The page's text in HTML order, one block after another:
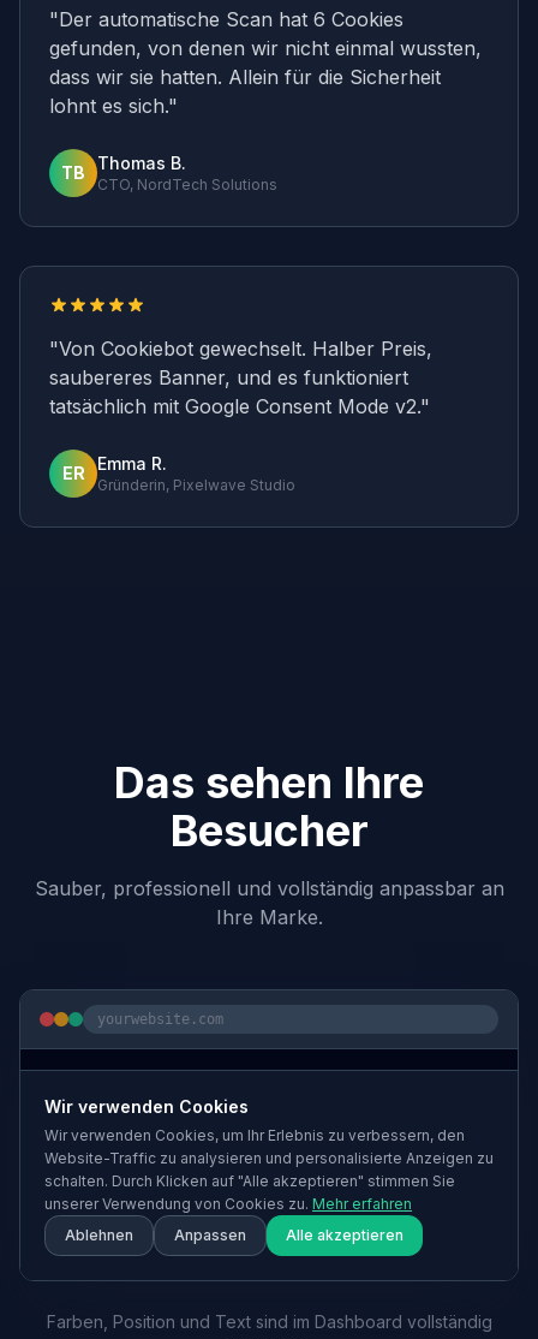
"Der automatische Scan hat 6 Cookies
gefunden, von denen wir nicht einmal wussten,
dass wir sie hatten. Allein für die Sicherheit
lohnt es sich."
TB Thomas B.
CTO, NordTech Solutions
"Von Cookiebot gewechselt. Halber Preis,
saubereres Banner, und es funktioniert
tatsächlich mit Google Consent Mode v2."
ER Emma R.
Gründerin, Pixelwave Studio
Das sehen Ihre
Besucher
Sauber, professionell und vollständig anpassbar an
Ihre Marke.
yourwebsite.com
Wir verwenden Cookies
Wir verwenden Cookies, um Ihr Erlebnis zu verbessern, den
Website-Traffic zu analysieren und personalisierte Anzeigen zu
schalten. Durch Klicken auf "Alle akzeptieren" stimmen Sie
unserer Verwendung von Cookies zu. Mehr erfahren
Ablehnen
Anpassen Alle akzeptieren
Farben, Position und Text sind im Dashboard vollständig